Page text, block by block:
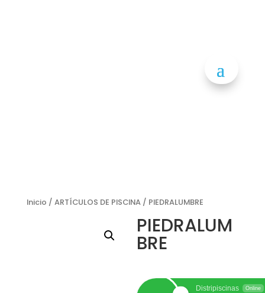
Inicio / ARTÍCULOS DE PISCINA/ PIEDRALUMBRE
PIEDRALUM
BRE
Distripiscinas Online